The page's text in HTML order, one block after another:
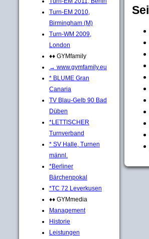
Turn-EM 2010,
Birmingham (M)
Turn-WM 2009,
London
♦♦ GYMfamily
→ www.gymfamily.eu
* BLUME Gran
Canaria
TV Blau-Gelb 90 Bad
Düben
*LETTISCHER
Turnverband
* SV Halle, Turnen
männl.
*Berliner
Bärchenpokal
*TC 72 Leverkusen
♦♦ GYMmedia
Management
Historie
Leistungen